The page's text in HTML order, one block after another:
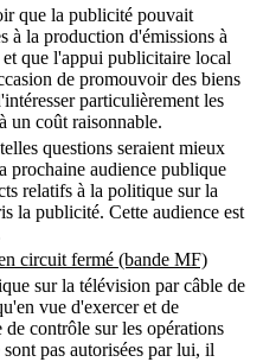
que la publicité pouvait
à la production d'émissions à
que l'appui publicitaire local
de promouvoir des biens
particulièrement les
un coût raisonnable.
questions seraient mieux
prochaine audience publique
relatifs à la politique sur la
la publicité. Cette audience est
circuit fermé (bande MF)
sur la télévision par câble de
vue d'exercer et de
contrôle sur les opérations
pas autorisées par lui, il